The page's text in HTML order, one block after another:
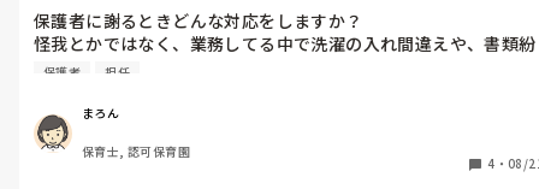
保護者に謝るときどんな対応をしますか？
怪我とかではなく、業務してる中で洗濯の入れ間違えや、書類紛
失のミスをした際です。
すよね⋯
私も保育士として勤務をしていた時にミスをしてしまい、保護者
保護者 担任
まろん
保育士, 認可保育園
4 ・ 08/